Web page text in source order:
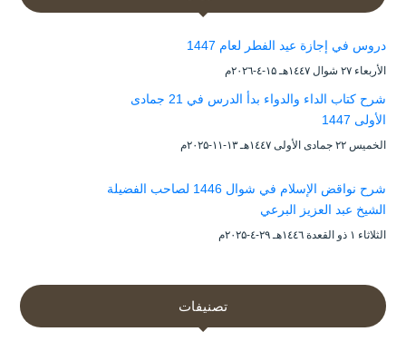
دروس في إجازة عيد الفطر لعام 1447
الأربعاء ۲۷ شوال ۱٤٤۷هـ ۱۵-٤-۲۰۲٦م
شرح كتاب الداء والدواء بدأ الدرس في 21 جمادى
الأولى 1447
الخميس ۲۲ جمادى الأولى ۱٤٤۷هـ ۱۳-۱۱-۲۰۲۵م
شرح نواقض الإسلام في شوال 1446 لصاحب الفضيلة
الشيخ عبد العزيز البرعي
الثلاثاء ۱ ذو القعدة ۱٤٤٦هـ ۲۹-٤-۲۰۲۵م
تصنيفات